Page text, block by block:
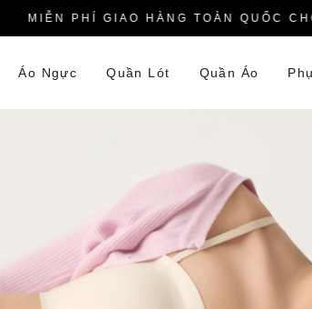
MIỄN PHÍ GIAO HÀNG TOÀN QUỐC CHO
Áo Ngực Quần Lót Quần Áo